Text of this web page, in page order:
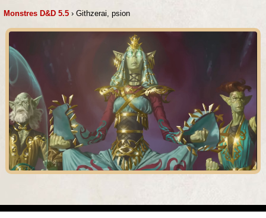
Monstres D&D 5.5 › Githzerai, psion